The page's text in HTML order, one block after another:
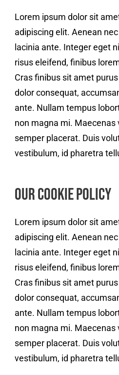
Lorem ipsum dolor sit
adipiscing elit. Aenean
lacinia ante. Integer eget
risus eleifend, finibus
Cras finibus sit amet
dolor consequat,
ante. Nullam tempus
non magna mi.
semper placerat. Duis
vestibulum, id pharetra
Our Cookie Policy
Lorem ipsum dolor sit
adipiscing elit. Aenean
lacinia ante. Integer eget
risus eleifend, finibus
Cras finibus sit amet
dolor consequat,
ante. Nullam tempus
non magna mi.
semper placerat. Duis
vestibulum, id pharetra